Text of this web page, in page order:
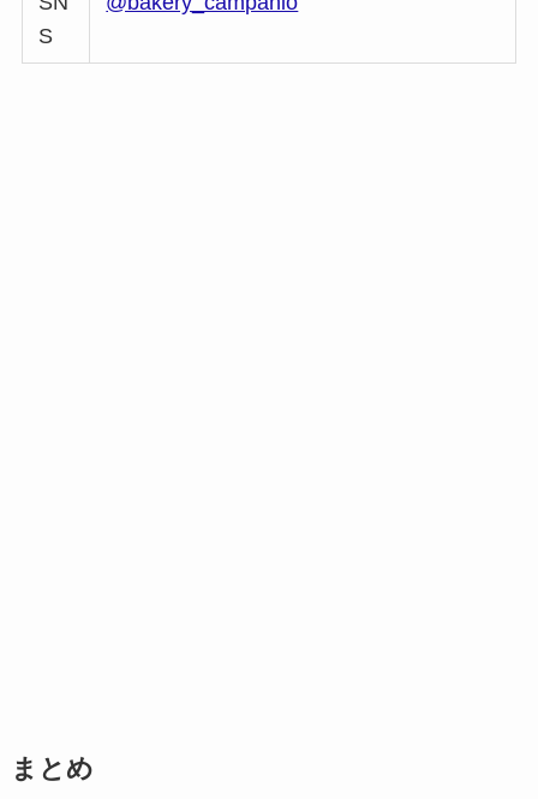
S
まとめ